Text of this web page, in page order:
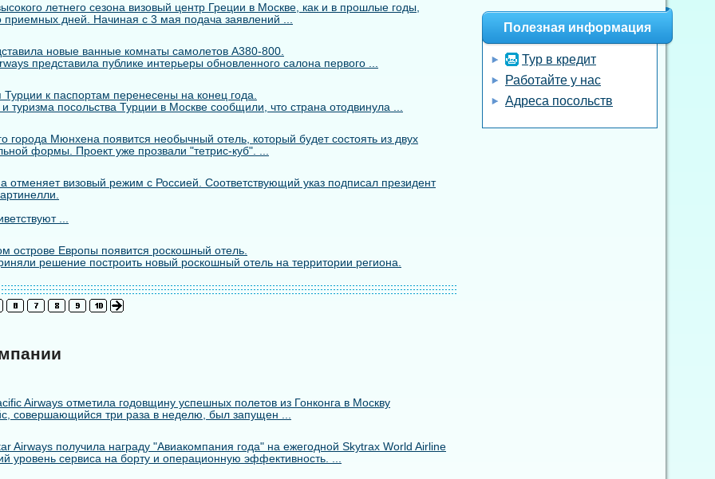
летнего сезона визовый центр Греции в Москве, как и в прошлые годы,
приемных дней. Начиная с 3 мая подача заявлений ...
новые ванные комнаты самолетов A380-800.
представила публике интерьеры обновленного салона первого ...
к паспортам перенесены на конец года.
туризма посольства Турции в Москве сообщили, что страна отодвинула ...
города Мюнхена появится необычный отель, который будет состоять из двух
формы. Проект уже прозвали "тетрис-куб". ...
отменяет визовый режим с Россией. Соответствующий указ подписал президент
...
острове Европы появится роскошный отель.
решение построить новый роскошный отель на территории региона.
Airways отметила годовщину успешных полетов из Гонконга в Москву
совершающийся три раза в неделю, был запущен ...
Airways получила награду "Авиакомпания года" на ежегодной Skytrax World Airline
уровень сервиса на борту и операционную эффективность. ...
Полезная информация
Тур в кредит
Работайте у нас
Адреса посольств